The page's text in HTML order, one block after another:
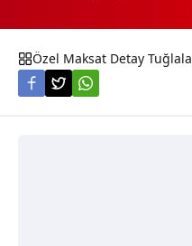
Özel Maksat Detay